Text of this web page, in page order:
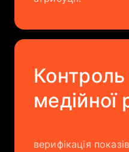
Контроль
медійної
верифікація